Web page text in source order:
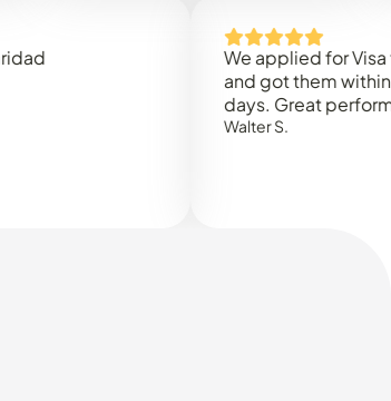
We applied for Visa to
and got them within 3
days. Great performance!
Walter S.